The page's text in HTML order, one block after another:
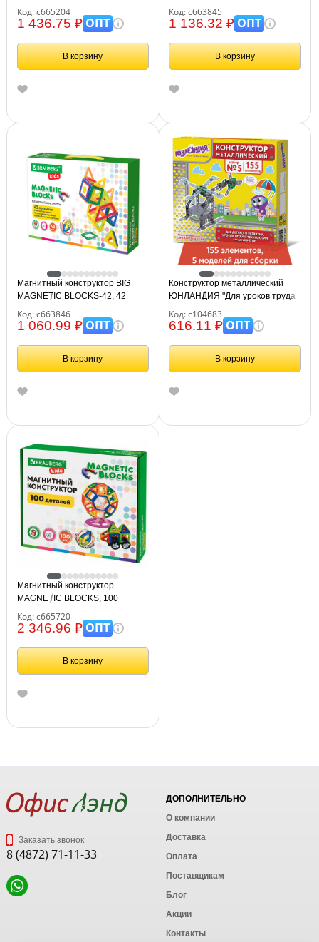
Код: с665204
1 436.75 ₽ОПТ
В корзину
BRAUBERG KIDS, 663845
Код: с663845
1 136.32 ₽ОПТ
В корзину
Магнитный конструктор BIG
MAGNETIC BLOCKS-42, 42
663846
Код: с663846
1 060.99 ₽ОПТ
В корзину
Конструктор металлический
ЮНЛАНДИЯ "Для уроков труда
элементов, 104683
Код: с104683
616.11 ₽ОПТ
В корзину
Магнитный конструктор
MAGNETIC BLOCKS, 100
карусель, BRAUBERG KIDS,
Код: с665720
2 346.96 ₽ОПТ
В корзину
Заказать звонок
8 (4872) 71-11-33
ДОПОЛНИТЕЛЬНО
О компании
Доставка
Оплата
Поставщикам
Блог
Акции
Контакты